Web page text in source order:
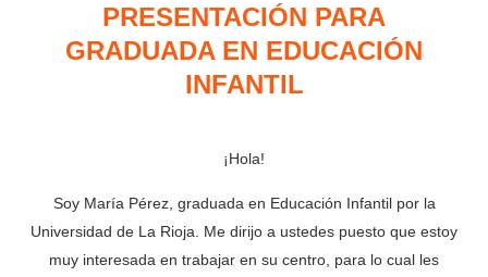
PRESENTACIÓN PARA
GRADUADA EN EDUCACIÓN
INFANTIL
¡Hola!
Soy María Pérez, graduada en Educación Infantil por la
Universidad de La Rioja. Me dirijo a ustedes puesto que estoy
muy interesada en trabajar en su centro, para lo cual les